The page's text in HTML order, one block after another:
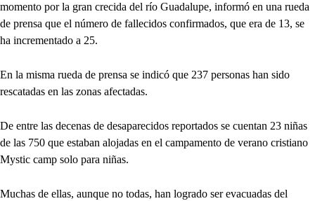
momento por la gran crecida del río Guadalupe, informó en una rueda
de prensa que el número de fallecidos confirmados, que era de 13, se
ha incrementado a 25.
En la misma rueda de prensa se indicó que 237 personas han sido
rescatadas en las zonas afectadas.
De entre las decenas de desaparecidos reportados se cuentan 23 niñas
de las 750 que estaban alojadas en el campamento de verano cristiano
Mystic camp solo para niñas.
Muchas de ellas, aunque no todas, han logrado ser evacuadas del